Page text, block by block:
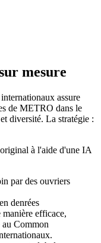
mesure
assure
de METRO dans le
diversité. La stratégie :
à l'aide d'une IA
denrées
manière efficace,
au Common